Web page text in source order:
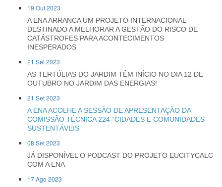
19 Out 2023
A ENA ARRANCA UM PROJETO INTERNACIONAL
DESTINADO A MELHORAR A GESTÃO DO RISCO DE
CATÁSTROFES PARA ACONTECIMENTOS
INESPERADOS
21 Set 2023
AS TERTÚLIAS DO JARDIM TÊM INÍCIO NO DIA 12 DE
OUTUBRO NO JARDIM DAS ENERGIAS!
21 Set 2023
A ENA ACOLHE A SESSÃO DE APRESENTAÇÃO DA
COMISSÃO TÉCNICA 224 “CIDADES E COMUNIDADES
SUSTENTÁVEIS”
08 Set 2023
JÁ DISPONÍVEL O PODCAST DO PROJETO EUCITYCALC
COM A ENA
17 Ago 2023